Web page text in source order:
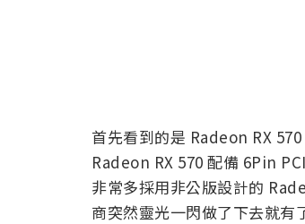
首先看到的是 Radeon RX
Radeon RX 570 配備 6Pin
非常多採用非公版設計的
商突然靈光一閃做了下去就有